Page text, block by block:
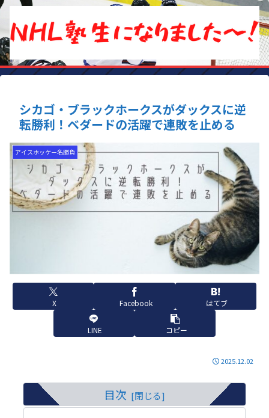
シカゴ・ブラックホークスがダックスに逆
転勝利！ベダードの活躍で連敗を止める
アイスホッケー名勝負
X Facebook はてブ
LINE コピー
2025.12.02
目次